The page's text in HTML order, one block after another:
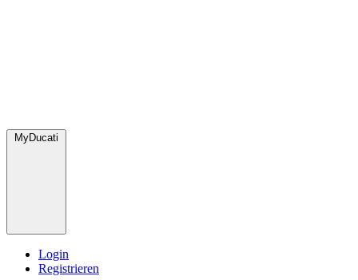
MyDucati
Login
Registrieren